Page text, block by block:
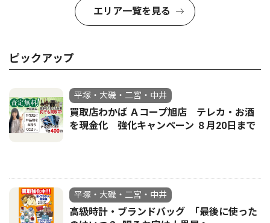
エリア一覧を見る
ピックアップ
平塚・大磯・二宮・中井
買取店わかば Ａコープ旭店 テレカ・お酒
を現金化 強化キャンペーン ８月20日まで
平塚・大磯・二宮・中井
高級時計・ブランドバッグ ｢最後に使った